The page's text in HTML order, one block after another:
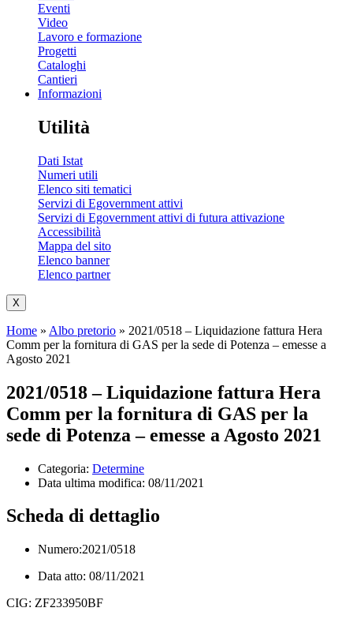
Eventi
Video
Lavoro e formazione
Progetti
Cataloghi
Cantieri
Informazioni
Utilità
Dati Istat
Numeri utili
Elenco siti tematici
Servizi di Egovernment attivi
Servizi di Egovernment attivi di futura attivazione
Accessibilità
Mappa del sito
Elenco banner
Elenco partner
X
Home » Albo pretorio » 2021/0518 – Liquidazione fattura Hera
Comm per la fornitura di GAS per la sede di Potenza – emesse a
Agosto 2021
2021/0518 – Liquidazione fattura Hera
Comm per la fornitura di GAS per la
sede di Potenza – emesse a Agosto 2021
Categoria: Determine
Data ultima modifica: 08/11/2021
Scheda di dettaglio
Numero:2021/0518
Data atto: 08/11/2021
CIG: ZF233950BF